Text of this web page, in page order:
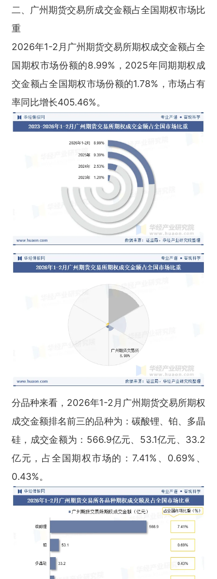
二、广州期货交易所成交金额占全国期权市场比
重
2026年1-2月广州期货交易所期权成交金额占全
国期权市场份额的8.99%，2025年同期期权成
交金额占全国期权市场份额的1.78%，市场占有
率同比增长405.46%。
分品种来看，2026年1-2月广州期货交易所期权
成交金额排名前三的品种为：碳酸锂、铂、多晶
硅，成交金额为：566.9亿元、53.1亿元、33.2
亿元，占全国期权市场的：7.41%、0.69%、
0.43%。